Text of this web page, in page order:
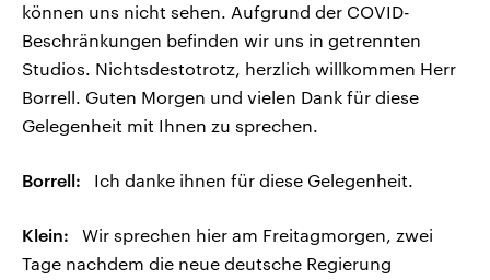
können uns nicht sehen. Aufgrund der COVID-
Beschränkungen befinden wir uns in getrennten
Studios. Nichtsdestotrotz, herzlich willkommen Herr
Borrell. Guten Morgen und vielen Dank für diese
Gelegenheit mit Ihnen zu sprechen.
Borrell: Ich danke ihnen für diese Gelegenheit.
Klein: Wir sprechen hier am Freitagmorgen, zwei
Tage nachdem die neue deutsche Regierung